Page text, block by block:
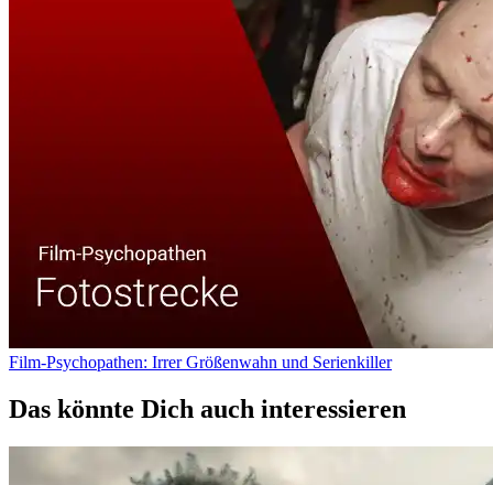
Film-Psychopathen: Irrer Größenwahn und Serienkiller
Das könnte Dich auch interessieren